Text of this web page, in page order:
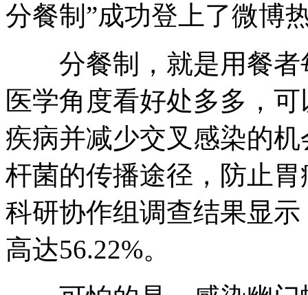
分餐制”成功登上了微博
分餐制，就是用餐者
医学角度看好处多多，
疾病并减少交叉感染的
杆菌的传播途径，防止
科研协作组调查结果显
高达56.22%。